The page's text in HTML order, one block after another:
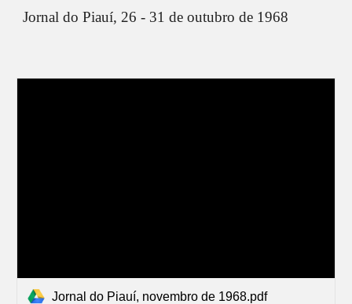
Jornal do Piauí, 26 - 31 de outubro de 1968
Jornal do Piauí, novembro de 1968.pdf